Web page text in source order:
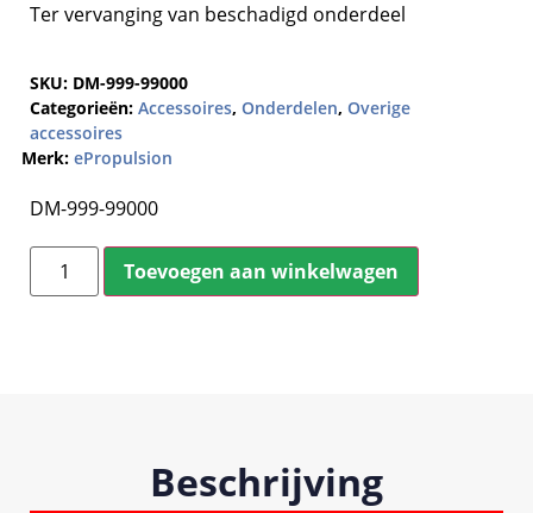
Ter vervanging van beschadigd onderdeel
SKU: DM-999-99000
Categorieën: Accessoires, Onderdelen, Overige
accessoires
Merk: ePropulsion
DM-999-99000
Toevoegen aan winkelwagen
Beschrijving